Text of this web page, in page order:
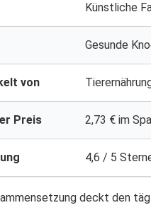
Künstliche
Gesunde
von
Preis 2,73 € im
4,6 / 5
deckt den